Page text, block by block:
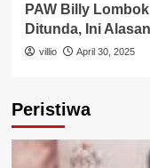
PAW Billy
Ditunda, Ini
villio April 30, 2025
Peristiwa